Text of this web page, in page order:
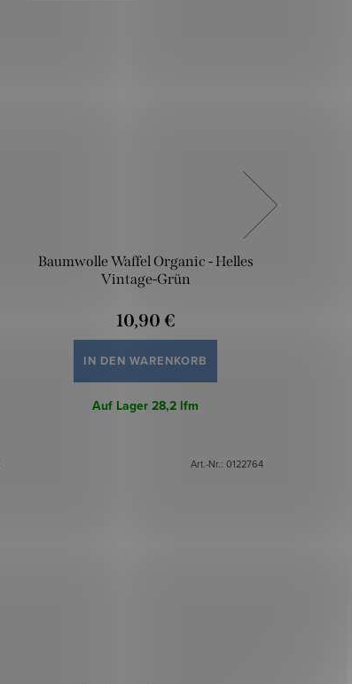
Baumwolle Waffel Organic - Helles
Vintage-Grün
10,90 €
IN DEN WARENKORB
Auf Lager 28,2 lfm
Art.-Nr.: 0122764